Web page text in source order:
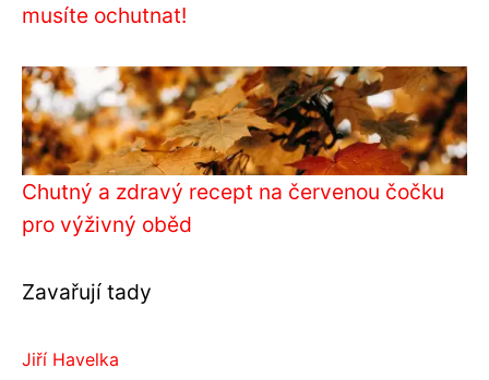
musíte ochutnat!
Chutný a zdravý recept na červenou čočku
pro výživný oběd
Zavařují tady
Jiří Havelka